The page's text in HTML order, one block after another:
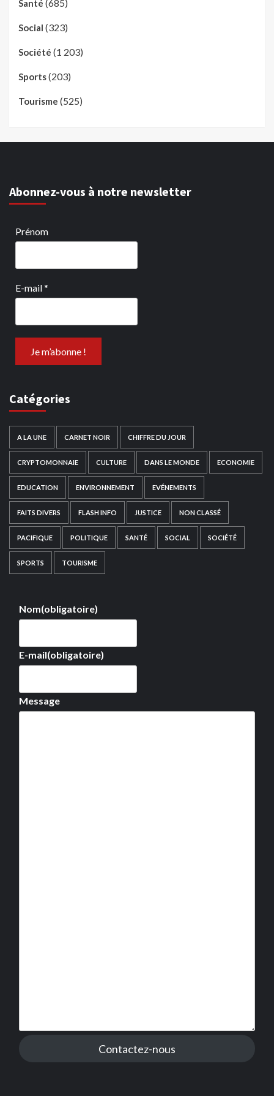
Santé (685)
Social (323)
Société (1 203)
Sports(203)
Tourisme (525)
Abonnez-vous à notre newsletter
Prénom
E-mail*
Catégories
A LA UNE CARNET NOIR CHIFFRE DU JOUR
CRYPTOMONNAIE CULTURE DANS LE MONDE ECONOMIE
EDUCATION ENVIRONNEMENT EVÉNEMENTS
FAITS DIVERS FLASH INFO JUSTICE NON CLASSÉ
PACIFIQUE POLITIQUE SANTÉ SOCIAL SOCIÉTÉ
SPORTS TOURISME
Nom(obligatoire)
E-mail(obligatoire)
Message
Contactez-nous